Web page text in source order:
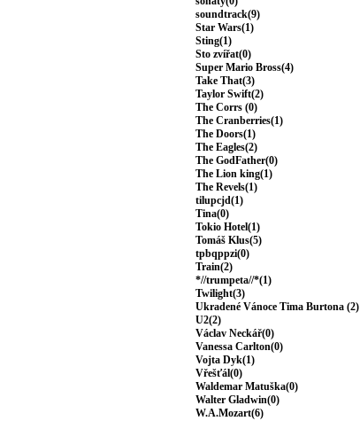
soundtrack(9)
Star Wars(1)
Sting(1)
Sto zvířat(0)
Super Mario Bross(4)
Take That(3)
Taylor Swift(2)
The Corrs (0)
The Cranberries(1)
The Doors(1)
The Eagles(2)
The GodFather(0)
The Lion king(1)
The Revels(1)
tilupcjd(1)
Tina(0)
Tokio Hotel(1)
Tomáš Klus(5)
tpbqppzi(0)
Train(2)
*//trumpeta//*(1)
Twilight(3)
Ukradené Vánoce Tima Burtona (2)
U2(2)
Václav Neckář(0)
Vanessa Carlton(0)
Vojta Dyk(1)
Vřešťál(0)
Waldemar Matuška(0)
Walter Gladwin(0)
W.A.Mozart(6)